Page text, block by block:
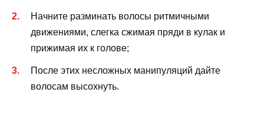
Начните разминать волосы ритмичными
движениями, слегка сжимая пряди в кулак и
прижимая их к голове;
После этих несложных манипуляций дайте
волосам высохнуть.